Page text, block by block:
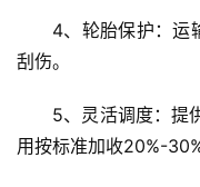
4、轮胎保护：运
刮伤。
5、灵活调度：提
用按标准加收20%-30%